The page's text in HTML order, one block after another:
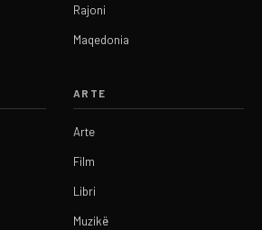
Rajoni
Maqedonia
ARTE
Arte
Film
Libri
Muzikë